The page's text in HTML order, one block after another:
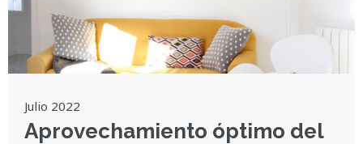
Julio 2022
Aprovechamiento óptimo del